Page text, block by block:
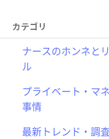
カテゴリ
ナースのホンネと
ル
プライベート・マ
事情
最新トレンド・調査